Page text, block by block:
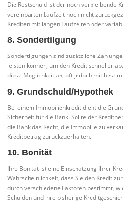
Die Restschuld ist der noch verbleibende
vereinbarten Laufzeit noch nicht
Krediten mit langen Laufzeiten oder
8. Sondertilgung
Sondertilgungen sind zusätzliche
leisten können, um den Kredit schneller
diese Möglichkeit an, oft jedoch mit
9. Grundschuld/Hypothek
Bei einem Immobilienkredit dient die
Sicherheit für die Bank. Sollte der
die Bank das Recht, die Immobilie zu
Kreditbetrag zurückzuerhalten.
10. Bonität
Ihre Bonität ist eine Einschätzung Ihrer
Wahrscheinlichkeit, dass Sie den Kredit
durch verschiedene Faktoren bestimmt,
Schulden und Ihre bisherige